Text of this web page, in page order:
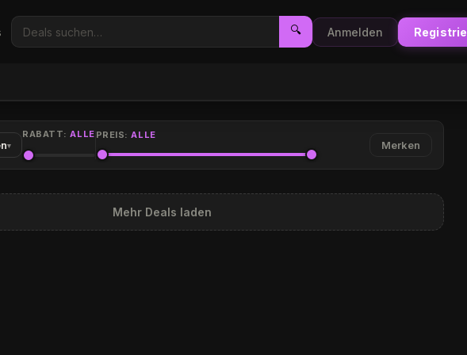
🔍 Anmelden
▾
RABATT:ALLE PREIS:ALLE
Merken
Mehr Deals laden